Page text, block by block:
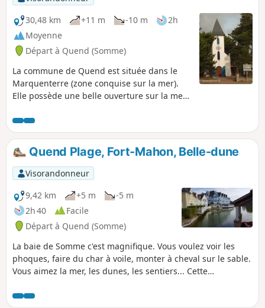
30,48 km
+11 m -10 m
2h
Moyenne
Départ à Quend (Somme)
La commune de Quend est située dans le
Marquenterre (zone conquise sur la mer).
Elle possède une belle ouverture sur la mer
pratique le char à voile. Elle comprend
également de nombreux hameaux qui en
font une des communes les plus étendues
de l'arrondissement d'Abbeville.
Quend Plage, Fort-Mahon, Belle-dune
Visorandonneur
9,42 km
+5 m
-5 m
2h 40
Facile
Départ à Quend (Somme)
La baie de Somme c'est magnifique. Vous voulez voir les
phoques, faire du char à voile, monter à cheval sur le sable.
Vous aimez la mer, les dunes, les sentiers... Cette